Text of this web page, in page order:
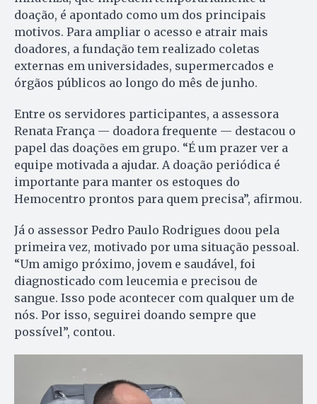
doação, é apontado como um dos principais
motivos. Para ampliar o acesso e atrair mais
doadores, a fundação tem realizado coletas
externas em universidades, supermercados e
órgãos públicos ao longo do mês de junho.
Entre os servidores participantes, a assessora
Renata França — doadora frequente — destacou o
papel das doações em grupo. “É um prazer ver a
equipe motivada a ajudar. A doação periódica é
importante para manter os estoques do
Hemocentro prontos para quem precisa”, afirmou.
Já o assessor Pedro Paulo Rodrigues doou pela
primeira vez, motivado por uma situação pessoal.
“Um amigo próximo, jovem e saudável, foi
diagnosticado com leucemia e precisou de
sangue. Isso pode acontecer com qualquer um de
nós. Por isso, seguirei doando sempre que
possível”, contou.